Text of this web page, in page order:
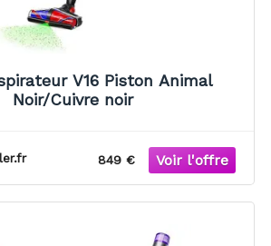
V16 Piston Animal
Noir/Cuivre noir
849 €